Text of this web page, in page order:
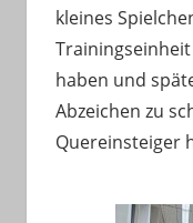
kleines
haben und
Abzeichen zu
Quereinsteiger